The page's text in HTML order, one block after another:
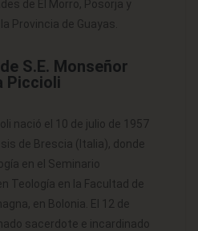
de El Morro, Posorja y
Provincia de Guayas.
S.E. Monseñor
Piccioli
nació el 10 de julio de 1957
de Brescia (Italia), donde
en el Seminario
Teología en la Facultad de
en Bolonia. El 12 de
sacerdote e incardinado